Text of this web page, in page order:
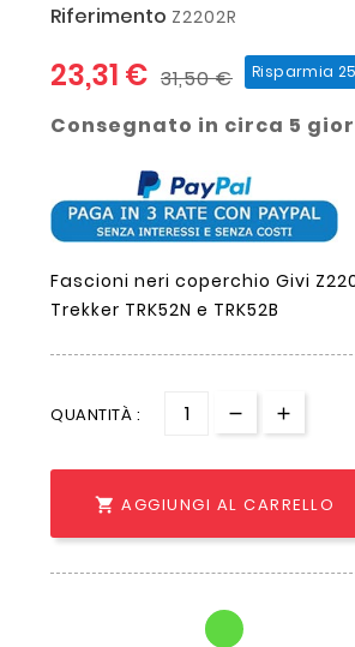
Riferimento Z2202R
23,31 € 31,50 € Risparmia
Consegnato in circa 5
Fascioni neri coperchio Givi
Trekker TRK52N e TRK52B
QUANTITÀ :
 AGGIUNGI AL CARRELLO